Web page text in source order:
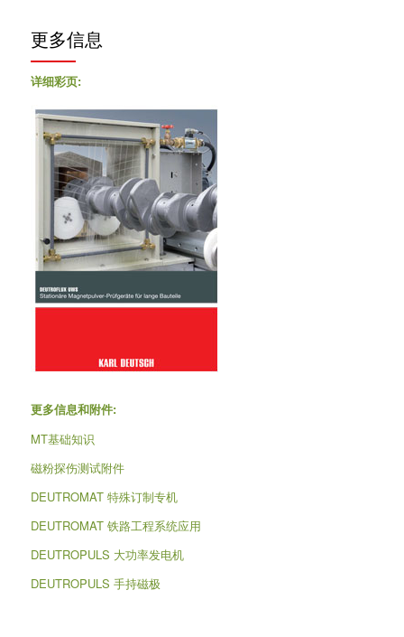
更多信息
详细彩页:
更多信息和附件:
MT基础知识
磁粉探伤测试附件
DEUTROMAT 特殊订制专机
DEUTROMAT 铁路工程系统应用
DEUTROPULS 大功率发电机
DEUTROPULS 手持磁极